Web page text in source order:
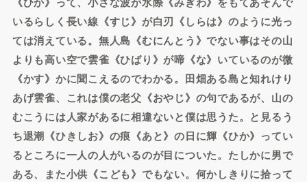
いるらしく長い線《すじ》が白刃《しらは》のように光っ
ては消えている。無人島《むにんとう》でない事はその山
よりも高い空で雲雀《ひばり》が啼《な》いているのが微
《かす》かに聞こえるのでわかる。田畑ある島と知れけり
あげ雲雀、これは僕の老父《おやじ》の句であるが、山の
むこうには人家があるに相違ないと僕は思うた。と見るう
ち退潮《ひきしお》の痕《あと》の日に輝《ひか》ってい
るところに一人の人がいるのが目についた。たしかに男で
ある、また小供《こども》でもない。何かしきりに拾って